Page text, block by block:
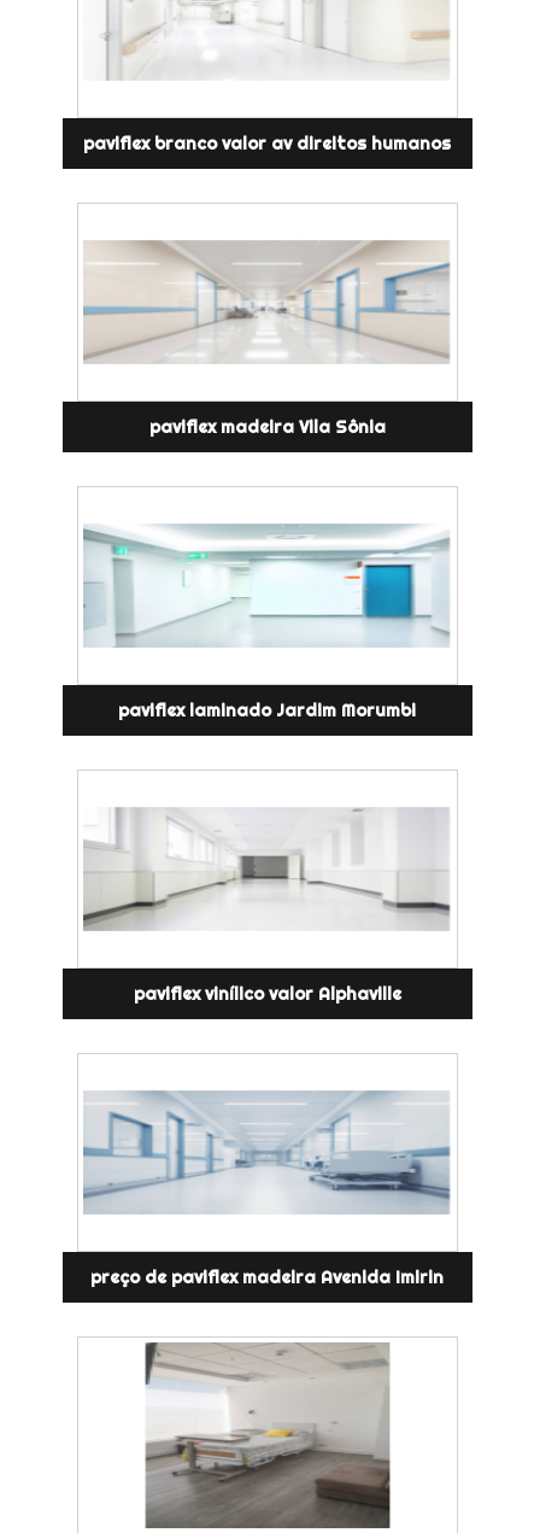
paviflex branco valor av direitos humanos
paviflex madeira Vila Sônia
paviflex laminado Jardim Morumbi
paviflex vinílico valor Alphaville
preço de paviflex madeira Avenida Imirin